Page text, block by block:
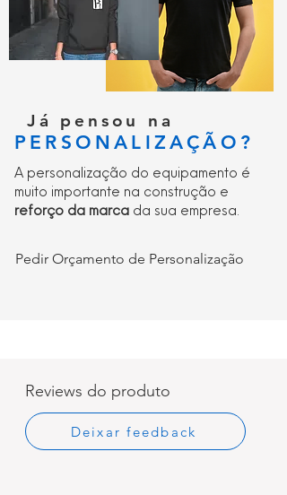
Já pensou na
PERSONALIZAÇÃO?
A personalização do equipamento é
muito importante na construção e
reforço da marca da sua empresa.
Pedir Orçamento de Personalização
Reviews do produto
Deixar feedback